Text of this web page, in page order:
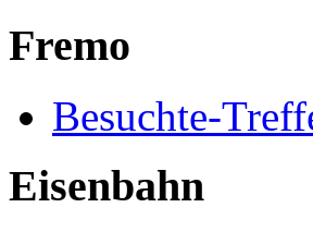
Fremo
Besuchte-
Eisenbahn